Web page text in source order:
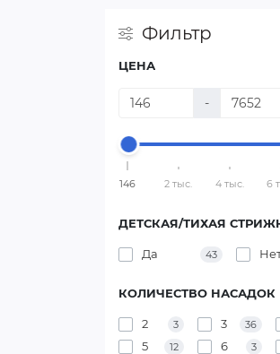
Фильтр
ЦЕНА
-
146 2 тыс. 4 тыс. 6
ДЕТСКАЯ/ТИХАЯ
Да 43
КОЛИЧЕСТВО НАСАДОК
2 3 3 36
5 12 6 3